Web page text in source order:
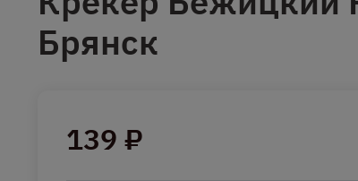
Брянск
139 ₽